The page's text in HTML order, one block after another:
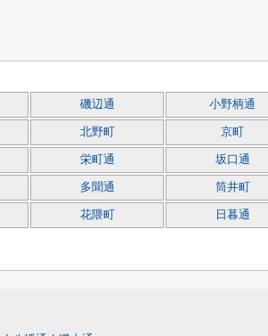
磯辺通 小野柄通
北野町 京町
栄町通 坂口通
多聞通 筒井町
花隈町 日暮通